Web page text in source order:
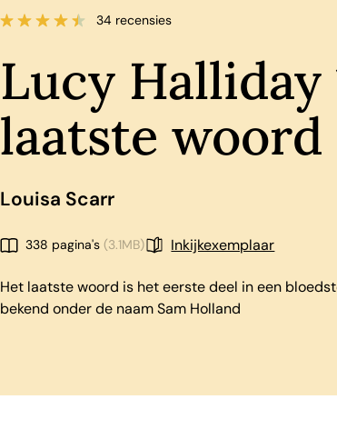
34 recensies
Lucy Halliday
laatste woord
Louisa Scarr
338 pagina's(3.1MB) Inkijkexemplaar
Het laatste woord is het eerste deel in een
bekend onder de naam Sam Holland